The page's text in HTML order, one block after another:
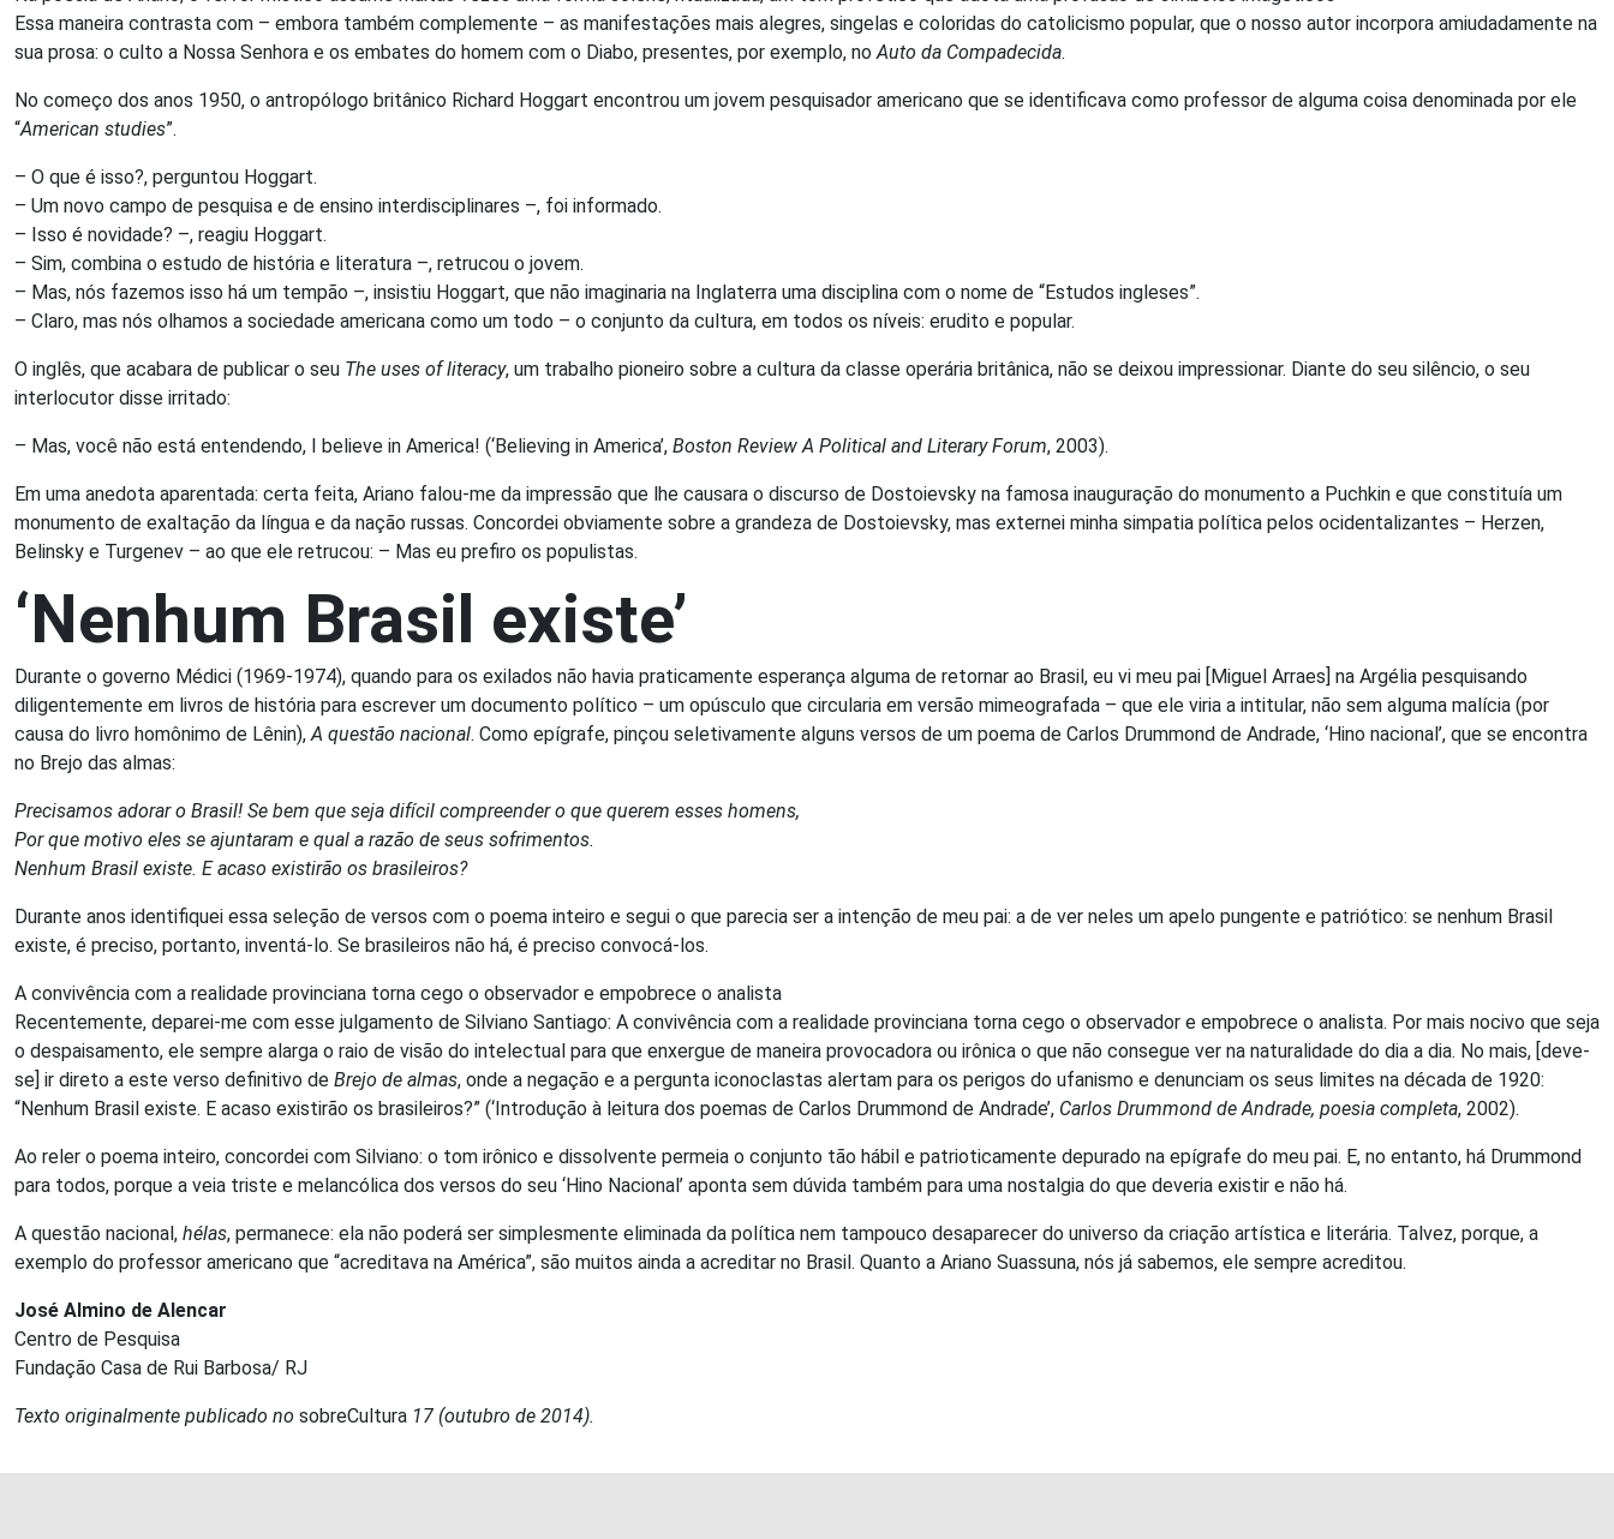
Essa maneira contrasta com – embora também complemente – as manifestações mais alegres, singelas e coloridas do catolicismo popular, que o nosso autor incorpora amiudadamente na
sua prosa: o culto a Nossa Senhora e os embates do homem com o Diabo, presentes, por exemplo, noAuto da Compadecida.
No começo dos anos 1950, o antropólogo britânico Richard Hoggart encontrou um jovem pesquisador americano que se identificava como professor de alguma coisa denominada por ele
“American studies”.
– O que é isso?, perguntou Hoggart.
– Um novo campo de pesquisa e de ensino interdisciplinares –, foi informado.
– Isso é novidade? –, reagiu Hoggart.
– Sim, combina o estudo de história e literatura –, retrucou o jovem.
– Mas, nós fazemos isso há um tempão –, insistiu Hoggart, que não imaginaria na Inglaterra uma disciplina com o nome de “Estudos ingleses”.
– Claro, mas nós olhamos a sociedade americana como um todo – o conjunto da cultura, em todos os níveis: erudito e popular.
O inglês, que acabara de publicar o seu The uses of literacy, um trabalho pioneiro sobre a cultura da classe operária britânica, não se deixou impressionar. Diante do seu silêncio, o seu
interlocutor disse irritado:
– Mas, você não está entendendo, I believe in America! (‘Believing in America’, Boston Review A Political and Literary Forum, 2003).
Em uma anedota aparentada: certa feita, Ariano falou-me da impressão que lhe causara o discurso de Dostoievsky na famosa inauguração do monumento a Puchkin e que constituía um
monumento de exaltação da língua e da nação russas. Concordei obviamente sobre a grandeza de Dostoievsky, mas externei minha simpatia política pelos ocidentalizantes – Herzen,
Belinsky e Turgenev – ao que ele retrucou: – Mas eu prefiro os populistas.
‘Nenhum Brasil existe’
Durante o governo Médici (1969-1974), quando para os exilados não havia praticamente esperança alguma de retornar ao Brasil, eu vi meu pai [Miguel Arraes] na Argélia pesquisando
diligentemente em livros de história para escrever um documento político – um opúsculo que circularia em versão mimeografada – que ele viria a intitular, não sem alguma malícia (por
causa do livro homônimo de Lênin),A questão nacional. Como epígrafe, pinçou seletivamente alguns versos de um poema de Carlos Drummond de Andrade, ‘Hino nacional’, que se encontra
no Brejo das almas:
Precisamos adorar o Brasil! Se bem que seja difícil compreender o que querem esses homens,
Por que motivo eles se ajuntaram e qual a razão de seus sofrimentos.
Nenhum Brasil existe. E acaso existirão os brasileiros?
Durante anos identifiquei essa seleção de versos com o poema inteiro e segui o que parecia ser a intenção de meu pai: a de ver neles um apelo pungente e patriótico: se nenhum Brasil
existe, é preciso, portanto, inventá-lo. Se brasileiros não há, é preciso convocá-los.
A convivência com a realidade provinciana torna cego o observador e empobrece o analista
Recentemente, deparei-me com esse julgamento de Silviano Santiago: A convivência com a realidade provinciana torna cego o observador e empobrece o analista. Por mais nocivo que seja
o despaisamento, ele sempre alarga o raio de visão do intelectual para que enxergue de maneira provocadora ou irônica o que não consegue ver na naturalidade do dia a dia. No mais, [deve-
se] ir direto a este verso definitivo de Brejo de almas, onde a negação e a pergunta iconoclastas alertam para os perigos do ufanismo e denunciam os seus limites na década de 1920:
“Nenhum Brasil existe. E acaso existirão os brasileiros?” (‘Introdução à leitura dos poemas de Carlos Drummond de Andrade’, Carlos Drummond de Andrade, poesia completa, 2002).
Ao reler o poema inteiro, concordei com Silviano: o tom irônico e dissolvente permeia o conjunto tão hábil e patrioticamente depurado na epígrafe do meu pai. E, no entanto, há Drummond
para todos, porque a veia triste e melancólica dos versos do seu ‘Hino Nacional’ aponta sem dúvida também para uma nostalgia do que deveria existir e não há.
A questão nacional, hélas, permanece: ela não poderá ser simplesmente eliminada da política nem tampouco desaparecer do universo da criação artística e literária. Talvez, porque, a
exemplo do professor americano que “acreditava na América”, são muitos ainda a acreditar no Brasil. Quanto a Ariano Suassuna, nós já sabemos, ele sempre acreditou.
José Almino de Alencar
Centro de Pesquisa
Fundação Casa de Rui Barbosa/ RJ
Texto originalmente publicado no sobreCultura 17 (outubro de 2014).